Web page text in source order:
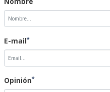
Nombre
E-mail*
Opinión*